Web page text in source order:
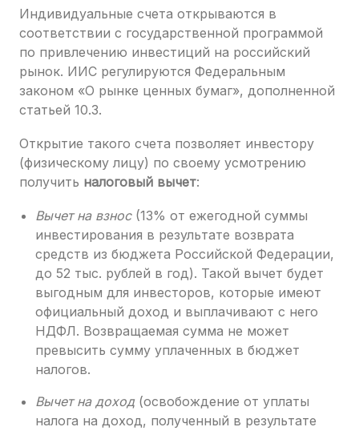
Индивидуальные счета открываются в
соответствии с государственной программой
по привлечению инвестиций на российский
рынок. ИИС регулируются Федеральным
законом «О рынке ценных бумаг», дополненной
статьей 10.3.
Открытие такого счета позволяет инвестору
(физическому лицу) по своему усмотрению
получить налоговый вычет:
Вычет на взнос(13% от ежегодной суммы
инвестирования в результате возврата
средств из бюджета Российской Федерации,
до 52 тыс. рублей в год). Такой вычет будет
выгодным для инвесторов, которые имеют
официальный доход и выплачивают с него
НДФЛ. Возвращаемая сумма не может
превысить сумму уплаченных в бюджет
налогов.
Вычет на доход(освобождение от уплаты
налога на доход, полученный в результате